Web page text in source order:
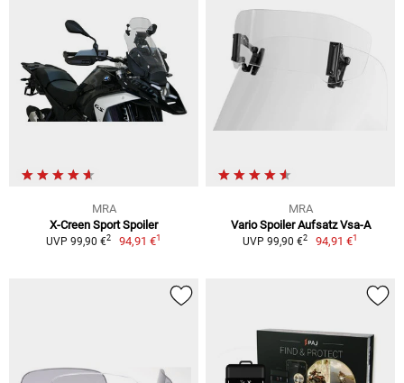
MRA
X-Creen Sport Spoiler
UVP 99,90 €2 94,91 €1
MRA
Vario Spoiler Aufsatz Vsa-A
UVP 99,90 €2 94,91 €1